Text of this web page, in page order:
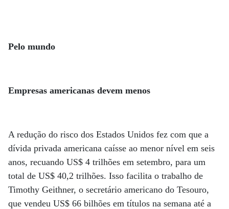
Pelo mundo
Empresas americanas devem menos
A redução do risco dos Estados Unidos fez com que a
dívida privada americana caísse ao menor nível em seis
anos, recuando US$ 4 trilhões em setembro, para um
total de US$ 40,2 trilhões. Isso facilita o trabalho de
Timothy Geithner, o secretário americano do Tesouro,
que vendeu US$ 66 bilhões em títulos na semana até a